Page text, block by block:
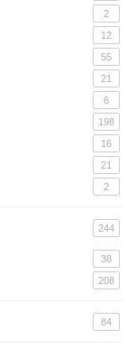
2
12
55
21
6
198
16
21
2
244
38
208
84